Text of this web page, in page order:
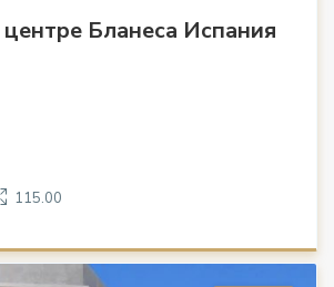
Бланеса Испания
115.00